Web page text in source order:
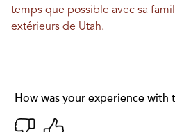
temps que possible avec sa
extérieurs de Utah.